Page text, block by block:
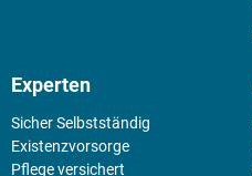
Experten
Sicher Selbstständig
Existenz­vorsorge
Pflege versichert